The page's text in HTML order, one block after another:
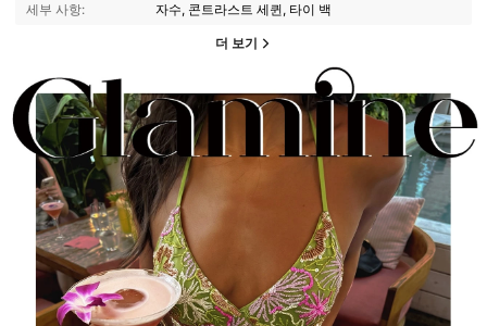
세부 사항:
자수, 콘트라스트 세퀸, 타이 백
더 보기